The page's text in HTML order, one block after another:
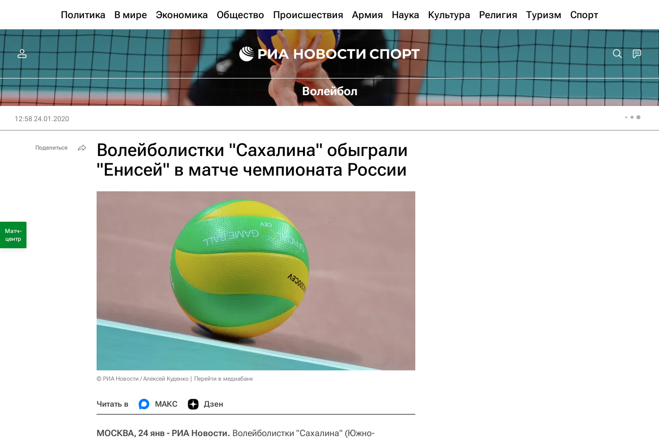
Политика В мире Экономика Общество Происшествия Армия Наука Культура Религия Туризм Спорт
Волейбол
12:58 24.01.2020
Волейболистки "Сахалина" обыграли
"Енисей" в матче чемпионата России
© РИА Новости / Алексей Куденко Перейти в медиабанк
Читать в МАКС Дзен
МОСКВА, 24 янв - РИА Новости. Волейболистки "Сахалина" (Южно-
Поделиться
Матч-
центр